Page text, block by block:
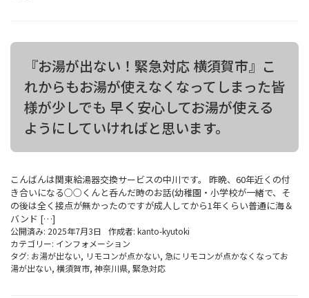
『お湯が出ない！緊急対応 横須賀市』こ
れからもお湯が使えなくなってしまった皆
様が少しでも 早く安心してお湯が使える
ようにしていければと思います。
こんばんは関東給湯器交換サービスの中川です。 昨晩、60年近くの付
き合いになる○○くんと呑んだ時のお話(幼稚園・小学校が一緒で、そ
の後は全く接点が無かったのですが成人してから1年くらい普通に海＆
バンド […]
公開済み: 2025年7月3日 作成者: kanto-kyutoki
カテゴリー: インフォメーション
タグ: お湯が出ない, リモコンが点かない, 急にリモコンが点かなくなってお
湯が出ない, 横須賀市, 神奈川県, 緊急対応